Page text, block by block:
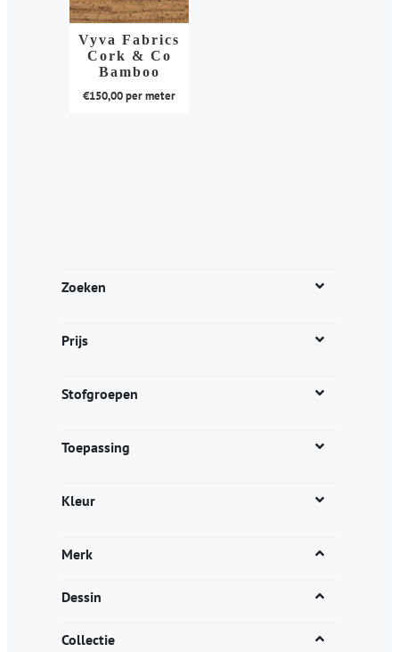
Zoeken
Prijs
Stofgroepen
Toepassing
Kleur
Merk
Dessin
Collectie
Vyva Fabrics
Cork & Co
Bamboo
€150,00per meter
kan
op
productpagina